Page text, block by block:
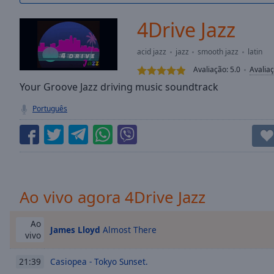
Duration-:-
Stream
TypeLIVE
live,
currently
behind
LIVE
Remaining
Playback
4Drive Jazz
acid jazz jazz smooth jazz
latin
Avaliação: 5.0
Your Groove Jazz driving music soundtrack
Português
Ao vivo agora 4Drive Jazz
Ao
vivo
James Lloyd Almost There
21:39 Casiopea - Tokyo Sunset.